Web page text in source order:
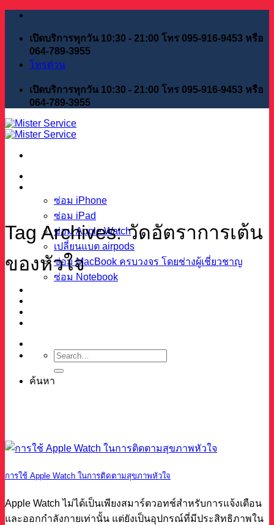
Skip
contentเปิดบริการทุกวัน 10:30 - 21:00 โทร 095-916-9453 หรือ
064-789-3955
โทรด่วน
เปิดบริการทุกวัน 10:30 - 21:00 โทร 095-916-9453 หรือ
064-789-3955
ซ่อม iPhone
ซ่อม iPad
ซ่อม Apple Watch
เปลี่ยนแบต airpods
ซ่อม MacBook ครบวงจร โดยช่างผู้เชี่ยวชาญ
ซ่อม Notebook
ค้นหา
Tag Archives:วัดอัตราการเต้น
ของหัวใจ
การใช้ Apple Watch ในการติดตามสุขภาพหัวใจ
Apple Watch ไม่ได้เป็นเพียงสมาร์ตวอทช์สำหรับการแจ้งเตือน
และออกกำลังกายเท่านั้น แต่ยังเป็นอุปกรณ์ที่มีประสิทธิภาพใน